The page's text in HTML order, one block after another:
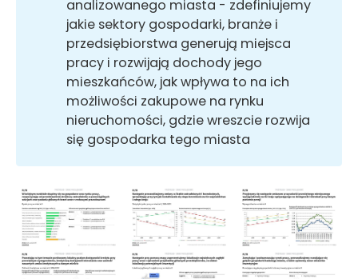
analizowanego miasta - zdefiniujemy
jakie sektory gospodarki, branże i
przedsiębiorstwa generują miejsca
pracy i rozwijają dochody jego
mieszkańców, jak wpływa to na ich
możliwości zakupowe na rynku
nieruchomości, gdzie wreszcie rozwija
się gospodarka tego miasta